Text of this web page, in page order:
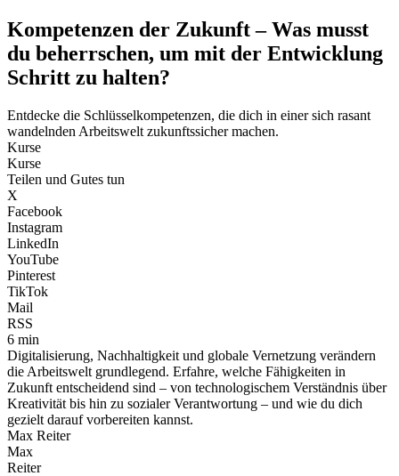
Kompetenzen der Zukunft – Was musst
du beherrschen, um mit der Entwicklung
Schritt zu halten?
Entdecke die Schlüsselkompetenzen, die dich in einer sich rasant
wandelnden Arbeitswelt zukunftssicher machen.
Kurse
Kurse
Teilen und Gutes tun
X
Facebook
Instagram
LinkedIn
YouTube
Pinterest
TikTok
Mail
RSS
6 min
Digitalisierung, Nachhaltigkeit und globale Vernetzung verändern
die Arbeitswelt grundlegend. Erfahre, welche Fähigkeiten in
Zukunft entscheidend sind – von technologischem Verständnis über
Kreativität bis hin zu sozialer Verantwortung – und wie du dich
gezielt darauf vorbereiten kannst.
Max Reiter
Max
Reiter